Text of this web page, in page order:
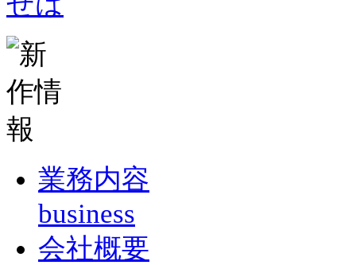
業務内容
business
会社概要